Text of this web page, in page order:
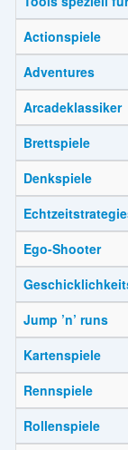
Actionspiele
Adventures
Arcadeklassiker
Brettspiele
Denkspiele
Ego-Shooter
Jump ’n’ runs
Kartenspiele
Rennspiele
Rollenspiele